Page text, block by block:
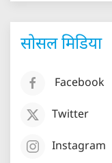
सोसल मिडिया
Facebook
Twitter
Instagram